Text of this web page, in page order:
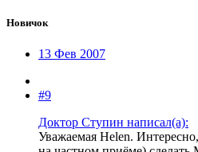
Новичок
13 Фев 2007
#9
Доктор Ступин написал(а):
Уважаемая Helen.